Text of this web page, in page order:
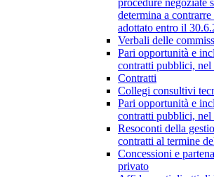
procedure negoziate
determina a
adottato entro il
Verbali delle
Pari opportunità e
contratti pubblici,
Contratti
Collegi consultivi
Pari opportunità e
contratti pubblici,
Resoconti della
contratti al termine
Concessioni e
privato